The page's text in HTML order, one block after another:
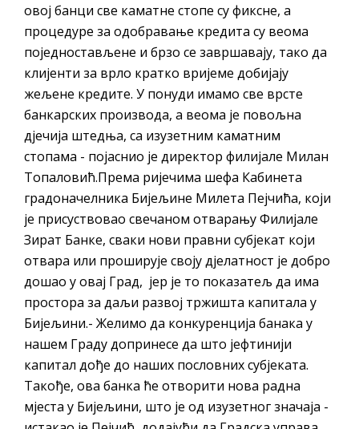
овој банци све каматне стопе су фиксне, а
процедуре за одобравање кредита су веома
поједностављене и брзо се завршавају, тако да
клијенти за врло кратко вријеме добијају
жељене кредите. У понуди имамо све врсте
банкарских производа, а веома је повољна
дјечија штедња, са изузетним каматним
стопама - појаснио је директор филијале Милан
Топаловић.Према ријечима шефа Кабинета
градоначелника Бијељине Милета Пејчића, који
је присуствовао свечаном отварању Филијале
Зират Банке, сваки нови правни субјекат који
отвара или проширује своју дјелатност је добро
дошао у овај Град, јер је то показатељ да има
простора за даљи развој тржишта капитала у
Бијељини.- Желимо да конкуренција банака у
нашем Граду допринесе да што јефтинији
капитал дође до наших пословних субјеката.
Такође, ова банка ће отворити нова радна
мјеста у Бијељини, што је од изузетног значаја -